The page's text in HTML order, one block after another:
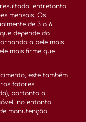
entretanto
mensais. Os
de 3 a 6
depende da
a pele mais
mais firme que
este também
fatores
portanto a
no entanto
manutenção.